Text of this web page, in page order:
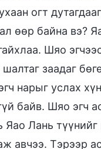
огт
өөр байна вэ?
Шяо
заадаг
нарыг услах
байв. Шяо эгч
Лань
авчээ. Тэрээр